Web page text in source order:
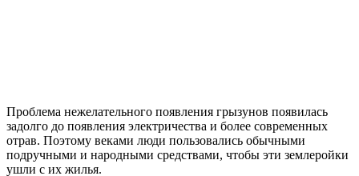
Проблема нежелательного появления грызунов появилась
задолго до появления электричества и более современных
отрав. Поэтому веками люди пользовались обычными
подручными и народными средствами, чтобы эти землеройки
ушли с их жилья.